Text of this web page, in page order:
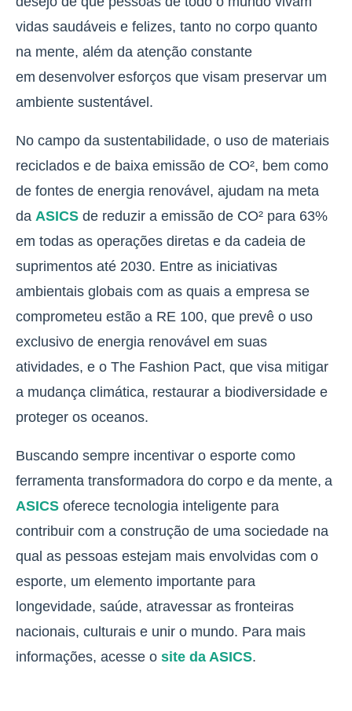
vidas saudáveis e felizes, tanto no corpo quanto
na mente, além da atenção constante
em desenvolver esforços que visam preservar um
ambiente sustentável.
No campo da sustentabilidade, o uso de materiais
reciclados e de baixa emissão de CO², bem como
de fontes de energia renovável, ajudam na meta
da ASICS de reduzir a emissão de CO² para 63%
em todas as operações diretas e da cadeia de
suprimentos até 2030. Entre as iniciativas
ambientais globais com as quais a empresa se
comprometeu estão a RE 100, que prevê o uso
exclusivo de energia renovável em suas
atividades, e o The Fashion Pact, que visa mitigar
a mudança climática, restaurar a biodiversidade e
proteger os oceanos.
Buscando sempre incentivar o esporte como
ferramenta transformadora do corpo e da mente, a
ASICS oferece tecnologia inteligente para
contribuir com a construção de uma sociedade na
qual as pessoas estejam mais envolvidas com o
esporte, um elemento importante para
longevidade, saúde, atravessar as fronteiras
nacionais, culturais e unir o mundo. Para mais
informações, acesse o site da ASICS.